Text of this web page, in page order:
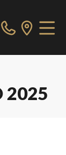
2025